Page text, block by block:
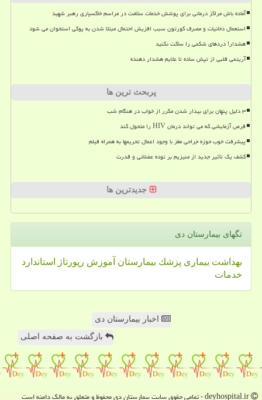
آماده باش مراکز درمانی برای پوشش خدمات سلامت در مراسم خاکسپاری رهبر شهید
استعمال دخانیات و مصرف کورتون سبب افزیش احتمال مبتلا شدن به پوکی استخوان می شود
هشدار! دردهای شکمی را ساکت نکنید
آریتمی قلبی از تپش ساده تا علایم هشدار دهنده
پربحث ترین ها
۳ دلیل پنهان برای بیدار شدن مکرر از خواب در هنگام شب
قرص آزمایشی که می تواند درمان HIV را متحول کند
پیشرفت خوب حوزه جراحی مغز با وجود اعمال تحریمها به همراه فیلم
کشف یک تأثیر جدید از منیزیم بر توده عضلانی و قدرت
جدیدترین ها
تگهای بیمارستان دی
بهداشت بیماری پزشك بیمارستان آموزش رپورتاژ
استاندارد
خدمات
اخبار بیمارستان دی
بازگشت به صفحه اصلی